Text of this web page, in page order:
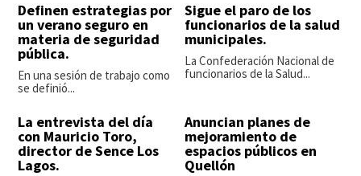
Definen estrategias por
un verano seguro en
materia de seguridad
pública.
En una sesión de trabajo como
se definió...
Sigue el paro de los
funcionarios de la salud
municipales.
La Confederación Nacional de
funcionarios de la Salud...
La entrevista del día
con Mauricio Toro,
director de Sence Los
Lagos.
Anuncian planes de
mejoramiento de
espacios públicos en
Quellón